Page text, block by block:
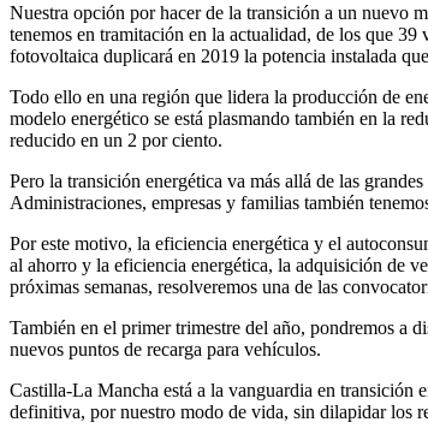
Nuestra opción por hacer de la transición a un nuevo
tenemos en tramitación en la actualidad, de los que
fotovoltaica duplicará en 2019 la potencia instalada
Todo ello en una región que lidera la producción de
modelo energético se está plasmando también en la
reducido en un 2 por ciento.
Pero la transición energética va más allá de las
Administraciones, empresas y familias también
Por este motivo, la eficiencia energética y el
al ahorro y la eficiencia energética, la adquisición de
próximas semanas, resolveremos una de las
También en el primer trimestre del año, pondremos a
nuevos puntos de recarga para vehículos.
Castilla-La Mancha está a la vanguardia en transición
definitiva, por nuestro modo de vida, sin dilapidar los